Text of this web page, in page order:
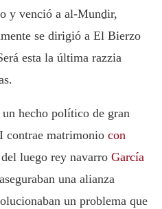
y venció a al-Munḏir,
se dirigió a El Bierzo
esta la última razzia
hecho político de gran
contrae matrimonio con
luego rey navarro García
una alianza
un problema que